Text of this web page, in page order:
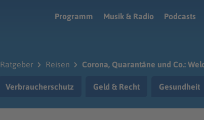
Programm
Musik & Radio Podcasts
Ratgeber Reisen Corona, Quarantäne und Co.:
Verbraucherschutz Geld & Recht Gesundheit